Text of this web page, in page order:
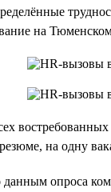
на
на одну
опроса